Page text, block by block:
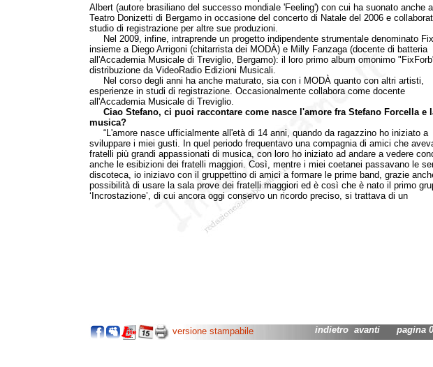
Albert (autore brasiliano del successo mondiale 'Feeling') con cui ha suonato anche al
Teatro Donizetti di Bergamo in occasione del concerto di Natale del 2006 e
studio di registrazione per altre sue produzioni.
Nel 2009, infine, intraprende un progetto indipendente strumentale denominato
insieme a Diego Arrigoni (chitarrista dei MODÀ) e Milly Fanzaga (docente di batteria
all'Accademia Musicale di Treviglio, Bergamo): il loro primo album omonimo
distribuzione da VideoRadio Edizioni Musicali.
Nel corso degli anni ha anche maturato, sia con i MODÀ quanto con altri artisti,
esperienze in studi di registrazione. Occasionalmente collabora come docente
all'Accademia Musicale di Treviglio.
Ciao Stefano, ci puoi raccontare come nasce l'amore fra Stefano Forcella e
musica?
“L'amore nasce ufficialmente all'età di 14 anni, quando da ragazzino ho iniziato a
sviluppare i miei gusti. In quel periodo frequentavo una compagnia di amici che
fratelli più grandi appassionati di musica, con loro ho iniziato ad andare a vedere
anche le esibizioni dei fratelli maggiori. Così, mentre i miei coetanei passavano le
discoteca, io iniziavo con il gruppettino di amici a formare le prime band, grazie
possibilità di usare la sala prove dei fratelli maggiori ed è così che è nato il primo
‘Incrostazione’, di cui ancora oggi conservo un ricordo preciso, si trattava di un
versione stampabile indietro avantipagina